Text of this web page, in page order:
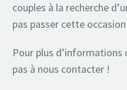
couples à la recherche
pas passer cette
Pour plus d’informations
pas à nous contacter !